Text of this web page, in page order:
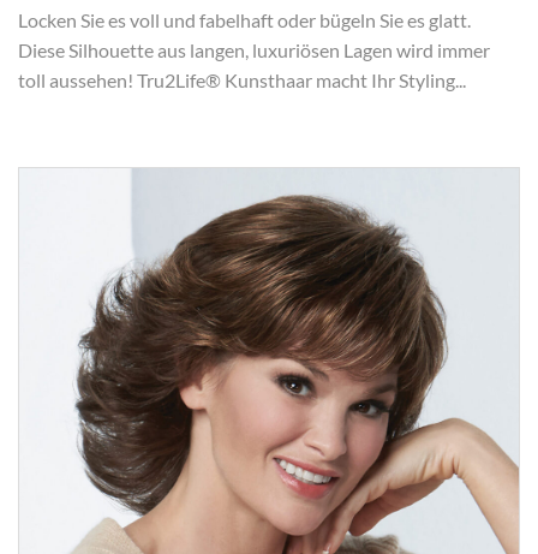
Locken Sie es voll und fabelhaft oder bügeln Sie es glatt.
Diese Silhouette aus langen, luxuriösen Lagen wird immer
toll aussehen! Tru2Life® Kunsthaar macht Ihr Styling...